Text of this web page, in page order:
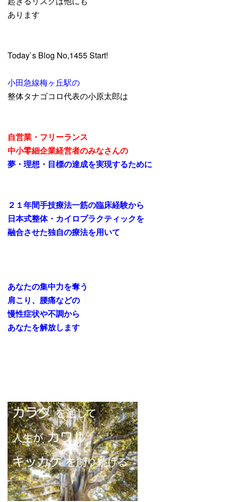
あります
Today`s Blog No,1455 Start!
小田急線梅ヶ丘駅の
整体タナゴコロ代表の小原太郎は
自営業・フリーランス
中小零細企業経営者のみなさんの
夢・理想・目標の達成を実現するために
２１年間手技療法一筋の臨床経験から
日本式整体・カイロプラクティックを
融合させた独自の療法を用いて
あなたの集中力を奪う
肩こり、腰痛などの
慢性症状や不調から
あなたを解放します